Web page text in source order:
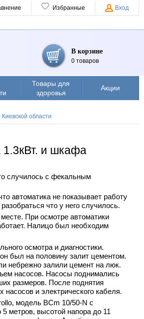
Избранные Вход
В корзине
0 товаров
Товары для
здоровья
Акции
области
и шкафа
случилось с фекальным
автоматика не показывает работу
что у него случилось.
При осмотре автоматики
Налицо был необходим
осмотра и диагностики.
был на половину залит цементом.
небрежно залили цемент на люк.
насосов. Насосы поднимались
размеров. После поднятия
и электрического кабеля.
модель BCm 10/50-N с
метров, высотой напора до 11